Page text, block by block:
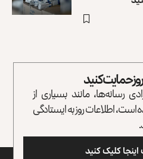
حمایت کنید
رسانه‌ها، مانند بسیاری از
اطلاعات روز به ایستادگی
کلیک کنید